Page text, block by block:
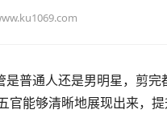
普通人还是男明星，剪
能够清晰地展现出来，提